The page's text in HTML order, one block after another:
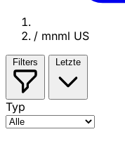
/ mnml US
Filters Letzte
Typ